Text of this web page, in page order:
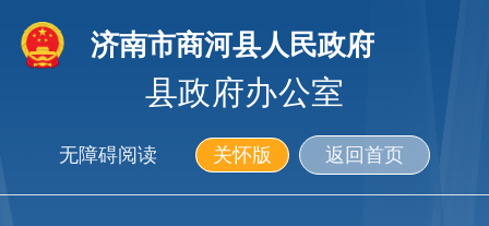
济南市商河县人民政府
县政府办公室
无障碍阅读 关怀版 返回首页